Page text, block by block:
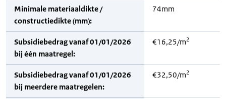
Minimale materiaaldikte /
constructiedikte (mm):
74mm
Subsidiebedrag vanaf 01/01/2026
bij één maatregel:
€16,25/m2
Subsidiebedrag vanaf 01/01/2026
bij meerdere maatregelen:
€32,50/m2